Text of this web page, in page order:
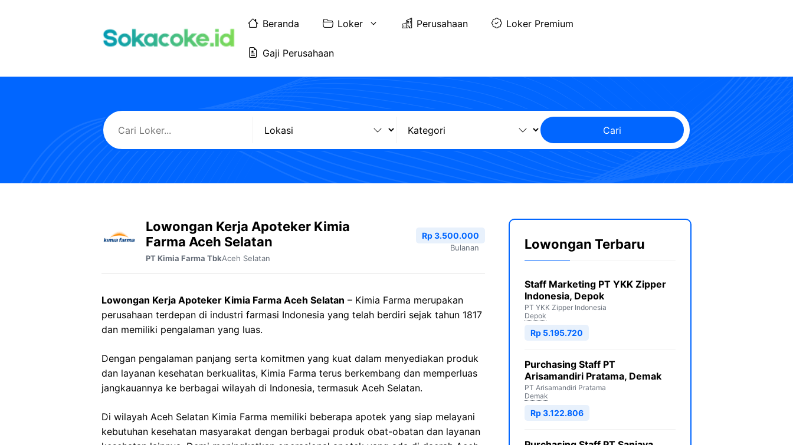
Beranda Loker Perusahaan Loker Premium
Gaji Perusahaan
Cari
Lowongan Kerja Apoteker Kimia
Farma Aceh Selatan
PT Kimia Farma TbkAceh Selatan
Rp 3.500.000
Bulanan
Lowongan Kerja Apoteker Kimia Farma Aceh Selatan – Kimia Farma merupakan
perusahaan terdepan di industri farmasi Indonesia yang telah berdiri sejak tahun 1817
dan memiliki pengalaman yang luas.
Dengan pengalaman panjang serta komitmen yang kuat dalam menyediakan produk
dan layanan kesehatan berkualitas, Kimia Farma terus berkembang dan memperluas
jangkauannya ke berbagai wilayah di Indonesia, termasuk Aceh Selatan.
Di wilayah Aceh Selatan Kimia Farma memiliki beberapa apotek yang siap melayani
kebutuhan kesehatan masyarakat dengan berbagai produk obat-obatan dan layanan
Lowongan Terbaru
Staff Marketing PT YKK Zipper
Indonesia, Depok
PT YKK Zipper Indonesia
Depok
Rp 5.195.720
Purchasing Staff PT
Arisamandiri Pratama, Demak
PT Arisamandiri Pratama
Demak
Rp 3.122.806